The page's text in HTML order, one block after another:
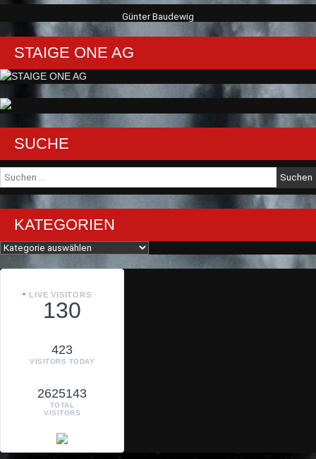
Günter Baudewig
STAIGE ONE AG
SUCHE
Suche
nach:
KATEGORIEN
Kategorien
LIVE VISITORS
130
423
VISITORS TODAY
2625143
TOTAL
VISITORS